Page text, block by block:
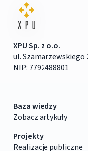
XPU Sp. z o.o.
ul. Szamarzewskiego
NIP: 7792488801
Baza wiedzy
Zobacz artykuły
Projekty
Realizacje publiczne